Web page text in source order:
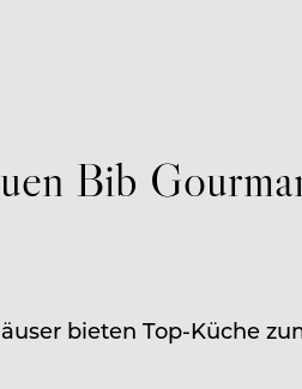
Bib
bieten Top-Küche